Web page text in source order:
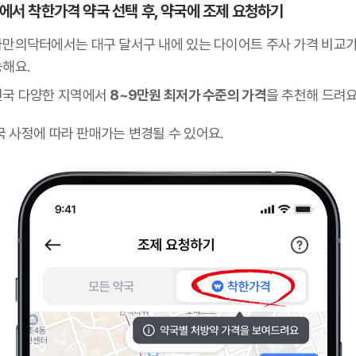
서 착한가격 약국 선택 후, 약국에 조제 요청하기
만의닥터에서는 대구 달서구 내에 있는 다이어트 주사 가격 비교
요.
다양한 지역에서 8~9만원 최저가 수준의 가격을 추천해 드려
사정에 따라 판매가는 변경될 수 있어요.